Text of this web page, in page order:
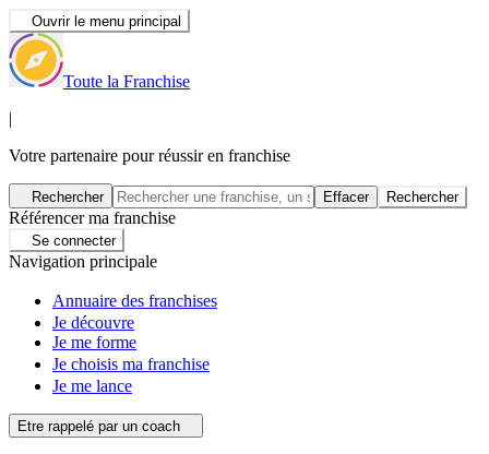
Ouvrir le menu principal
Toute la Franchise
|
Votre partenaire pour réussir en franchise
Rechercher Effacer Rechercher
Référencer ma franchise
Se connecter
Navigation principale
Annuaire des franchises
Je découvre
Je me forme
Je choisis ma franchise
Je me lance
Etre rappelé par un coach